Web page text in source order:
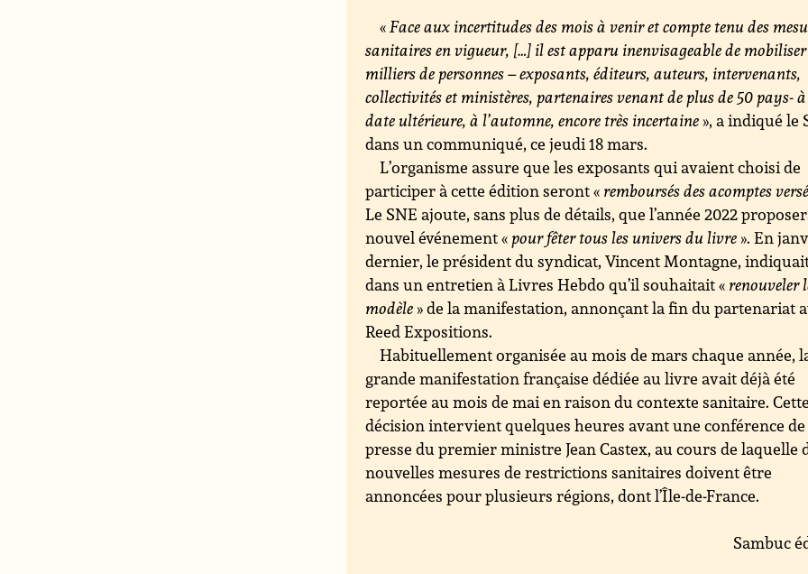
« Face aux incertitudes des mois à venir et compte tenu des
sanitaires en vigueur, […] il est apparu inenvisageable de mobiliser
milliers de personnes – exposants, éditeurs, auteurs, intervenants,
collectivités et ministères, partenaires venant de plus de 50 pays-
date ultérieure, à l’automne, encore très incertaine », a indiqué le
dans un communiqué, ce jeudi 18 mars.
L’organisme assure que les exposants qui avaient choisi de
participer à cette édition seront « remboursés des acomptes
Le SNE ajoute, sans plus de détails, que l’année 2022
nouvel événement «pour fêter tous les univers du livre ». En
dernier, le président du syndicat, Vincent Montagne,
dans un entretien à Livres Hebdo qu’il souhaitait « renouveler
modèle » de la manifestation, annonçant la fin du partenariat
Reed Expositions.
Habituellement organisée au mois de mars chaque année,
grande manifestation française dédiée au livre avait déjà été
reportée au mois de mai en raison du contexte sanitaire.
décision intervient quelques heures avant une conférence de
presse du premier ministre Jean Castex, au cours de laquelle
nouvelles mesures de restrictions sanitaires doivent être
annoncées pour plusieurs régions, dont l’Île-de-France.
Sambuc